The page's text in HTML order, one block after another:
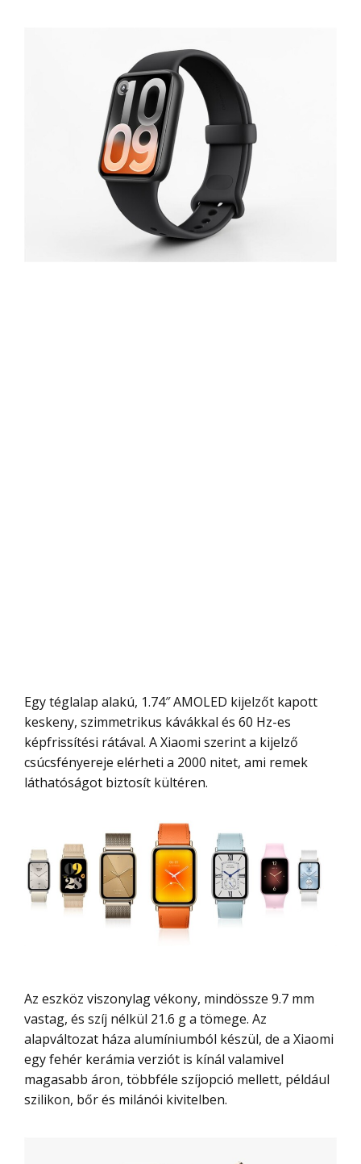
Egy téglalap alakú, 1.74″ AMOLED kijelzőt kapott
keskeny, szimmetrikus kávákkal és 60 Hz-es
képfrissítési rátával. A Xiaomi szerint a kijelző
csúcsfényereje elérheti a 2000 nitet, ami remek
láthatóságot biztosít kültéren.
Az eszköz viszonylag vékony, mindössze 9.7 mm
vastag, és szíj nélkül 21.6 g a tömege. Az
alapváltozat háza alumíniumból készül, de a Xiaomi
egy fehér kerámia verziót is kínál valamivel
magasabb áron, többféle szíjopció mellett, például
szilikon, bőr és milánói kivitelben.